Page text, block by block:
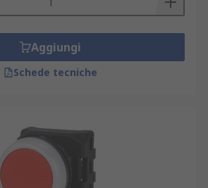
Aggiungi
Schede tecniche